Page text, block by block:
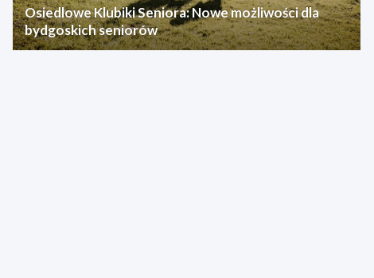
Osiedlowe Klubiki Seniora: Nowe możliwości dla
bydgoskich seniorów